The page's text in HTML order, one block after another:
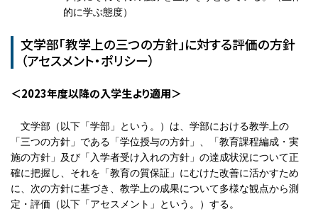
的に学ぶ態度）
文学部「教学上の三つの方針」に対する評価の方針
（アセスメント・ポリシー）
2023年度以降の入学生より適用
文学部（以下「学部」という。）は、学部における教学上の
「三つの方針」である「学位授与の方針」、「教育課程編成・実
施の方針」及び「入学者受け入れの方針」の達成状況について正
確に把握し、それを「教育の質保証」にむけた改善に活かすため
に、次の方針に基づき、教学上の成果について多様な観点から測
定・評価（以下「アセスメント」という。）する。